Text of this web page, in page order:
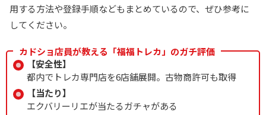
用する方法や登録手順などもまとめているので、ぜひ参考に
してください。
カドショ店員が教える「福福トレカ」のガチ評価
【安全性】
都内でトレカ専門店を6店舗展開。古物商許可も取得
【当たり】
エクバリーリエが当たるガチャがある